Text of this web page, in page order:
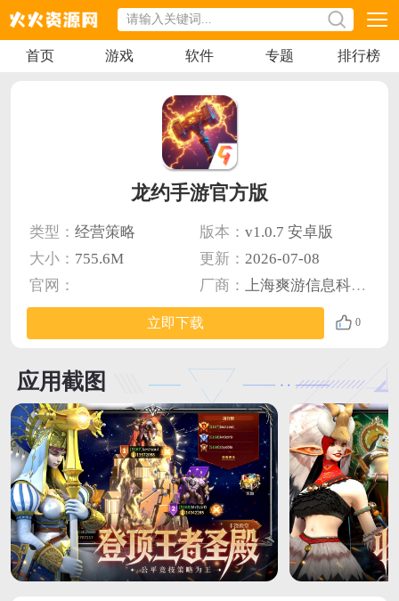
首页 游戏 软件 专题 排行榜
龙约手游官方版
类型： 经营策略 版本： v1.0.7 安卓版
大小： 755.6M 更新： 2026-07-08
官网：
厂商： 上海爽游信息科技有限公司
立即下载 0
应用截图